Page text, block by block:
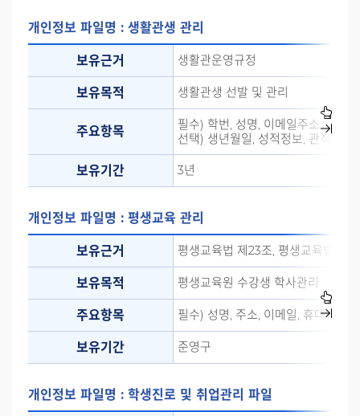
개인정보 파일명 : 생활관생 관리
보유근거 생활관운영규정
보유목적 생활관생 선발 및 관리
주요항목
필수) 학번, 성명, 이메일주소, 핸드
선택) 생년월일, 성적정보, 관적상태
보유기간 3년
개인정보 파일명 : 평생교육 관리
보유근거 평생교육법 제23조, 평생교육법 시
보유목적 평생교육원 수강생 학사관리
주요항목 필수) 성명, 주소, 이메일, 휴대전화
보유기간 준영구
개인정보 파일명 : 학생진로 및 취업관리 파일